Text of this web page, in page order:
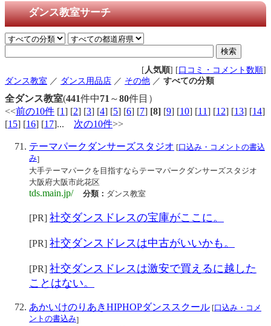
ダンス教室サーチ
[ 人気順] [ 口コミ・コメント数順]
ダンス教室 ／ ダンス用品店 ／ その他 ／ すべての分類
全ダンス教室(441件中71 ～80件目）
<<前の10件 [1] [2] [3] [4] [5] [6] [7] [8] [9] [10] [11] [12] [13] [14]
[15] [16] [17]... 次の10件>>
テーマパークダンサーズスタジオ [口込み・コメントの書込
み]
大手テーマパークを目指すならテーマパークダンサーズスタジオ
大阪府大阪市此花区
tds.main.jp/ 分類： ダンス教室
[PR] 社交ダンスドレスの宝庫がここに。
[PR] 社交ダンスドレスは中古がいいかも。
[PR] 社交ダンスドレスは激安で買えるに越した
ことはない。
あかいけのりあきHIPHOPダンススクール [口込み・コメ
ントの書込み]